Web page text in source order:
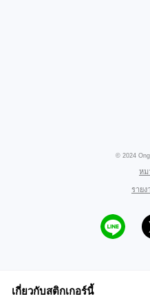
© 2024
หม
ราย
เกี่ยวกับสติกเกอร์นี้